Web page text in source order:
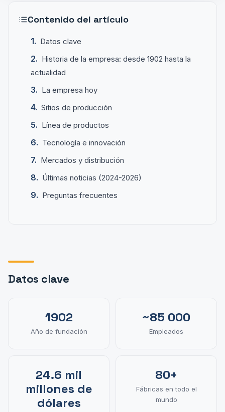
Contenido del artículo
Datos clave
Historia de la empresa: desde 1902 hasta la
actualidad
La empresa hoy
Sitios de producción
Línea de productos
Tecnología e innovación
Mercados y distribución
Últimas noticias (2024-2026)
Preguntas frecuentes
Datos clave
1902
Año de fundación
~85 000
Empleados
24.6 mil
millones de
dólares
80+
Fábricas en todo el
mundo